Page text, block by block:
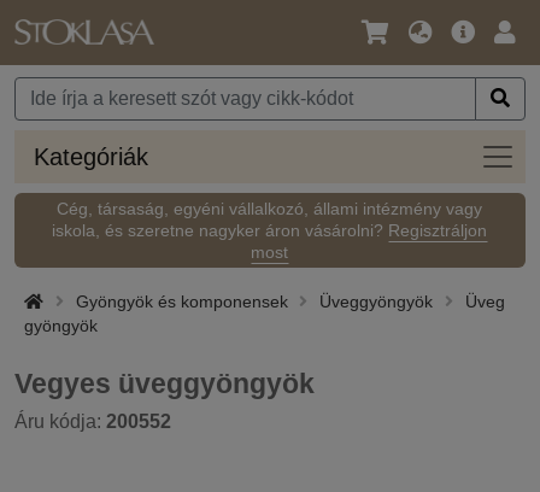
Nyelv
Pénznem
Fő
Kategóriák
Cég, társaság, egyéni vállalkozó, állami intézmény vagy
iskola, és szeretne nagyker áron vásárolni? Regisztráljon
most
Gyöngyök és komponensek Üveggyöngyök
Üveg
gyöngyök
Vegyes üveggyöngyök
Áru kódja: 200552